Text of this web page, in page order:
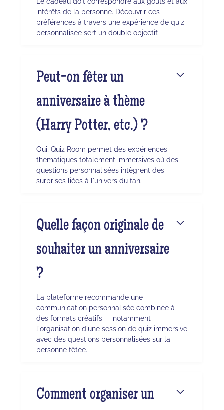
intérêts de la personne. Découvrir ces
préférences à travers une expérience de quiz
personnalisée sert un double objectif.
Peut-on fêter un
anniversaire à thème
(Harry Potter, etc.) ?
Oui, Quiz Room permet des expériences
thématiques totalement immersives où des
questions personnalisées intègrent des
surprises liées à l'univers du fan.
Quelle façon originale de
souhaiter un anniversaire
?
La plateforme recommande une
communication personnalisée combinée à
des formats créatifs — notamment
l'organisation d'une session de quiz immersive
avec des questions personnalisées sur la
personne fêtée.
Comment organiser un